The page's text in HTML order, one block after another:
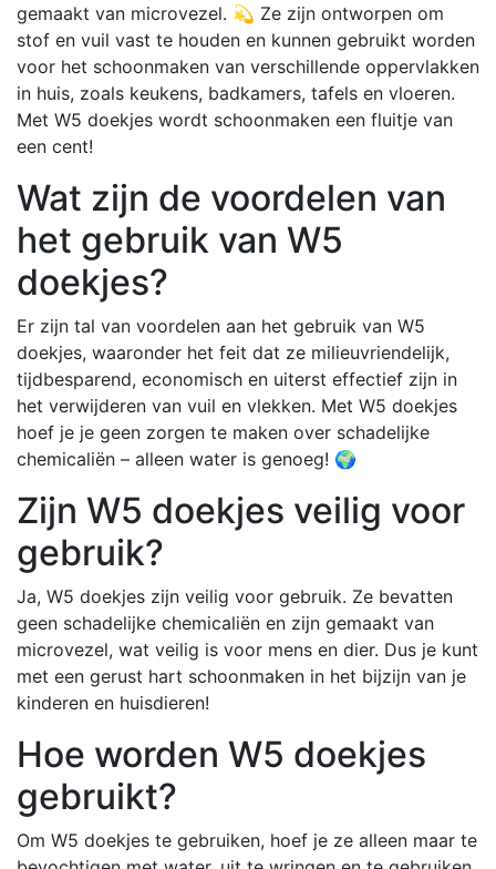
gemaakt van microvezel. 💫 Ze zijn ontworpen om
stof en vuil vast te houden en kunnen gebruikt worden
voor het schoonmaken van verschillende oppervlakken
in huis, zoals keukens, badkamers, tafels en vloeren.
Met W5 doekjes wordt schoonmaken een fluitje van
een cent!
Wat zijn de voordelen van
het gebruik van W5
doekjes?
Er zijn tal van voordelen aan het gebruik van W5
doekjes, waaronder het feit dat ze milieuvriendelijk,
tijdbesparend, economisch en uiterst effectief zijn in
het verwijderen van vuil en vlekken. Met W5 doekjes
hoef je je geen zorgen te maken over schadelijke
chemicaliën – alleen water is genoeg! 🌍
Zijn W5 doekjes veilig voor
gebruik?
Ja, W5 doekjes zijn veilig voor gebruik. Ze bevatten
geen schadelijke chemicaliën en zijn gemaakt van
microvezel, wat veilig is voor mens en dier. Dus je kunt
met een gerust hart schoonmaken in het bijzijn van je
kinderen en huisdieren!
Hoe worden W5 doekjes
gebruikt?
Om W5 doekjes te gebruiken, hoef je ze alleen maar te